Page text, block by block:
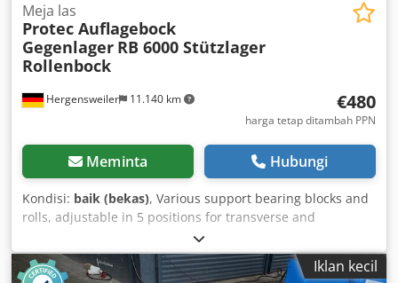
Hergensweiler 11.140 km
Meja las
Protec Auflagebock
Gegenlager RB 6000 Stützlager
Rollenbock
€480
harga tetap ditambah PPN
Meminta Hubungi
Kondisi: baik (bekas), Various support bearing blocks and
rolls, adjustable in 5 positions for transverse and
longitudinal rotation to relieve, for example, a welding
positioner or for transporting pipes various versions
available height adjustment in steps or stepless Dwsdpfx
Iklan kecil